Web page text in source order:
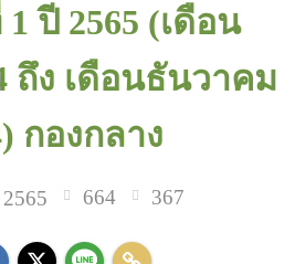
ปี 2565 (เดือน
ถึง เดือนธันวาคม
กองกลาง
664 367